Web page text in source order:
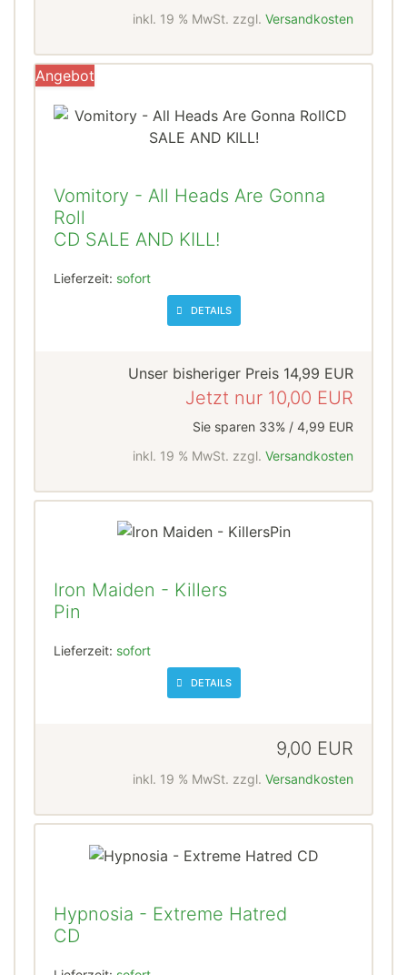
inkl. 19 % MwSt. zzgl. Versandkosten
Angebot
Vomitory - All Heads Are Gonna
Roll
CD SALE AND KILL!
Lieferzeit: sofort
DETAILS
Unser bisheriger Preis 14,99 EUR
Jetzt nur 10,00 EUR
Sie sparen 33% / 4,99 EUR
inkl. 19 % MwSt. zzgl. Versandkosten
Iron Maiden - Killers
Pin
Lieferzeit: sofort
DETAILS
9,00 EUR
inkl. 19 % MwSt. zzgl. Versandkosten
Hypnosia - Extreme Hatred
CD